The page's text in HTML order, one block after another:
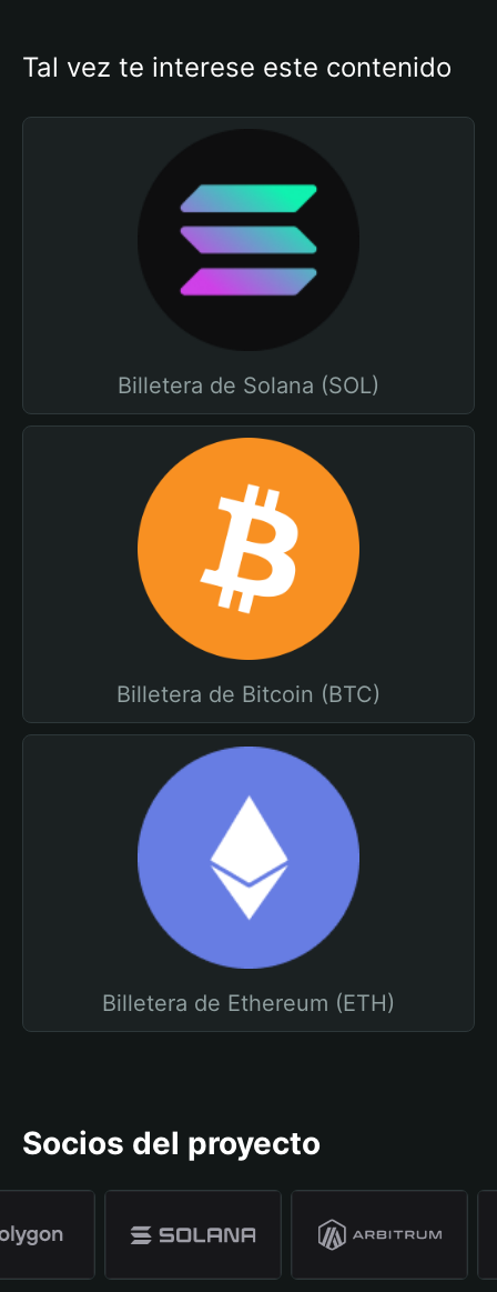
Tal vez te interese este contenido
Billetera de Solana (SOL)
Billetera de Bitcoin (BTC)
Billetera de Ethereum (ETH)
Socios del proyecto